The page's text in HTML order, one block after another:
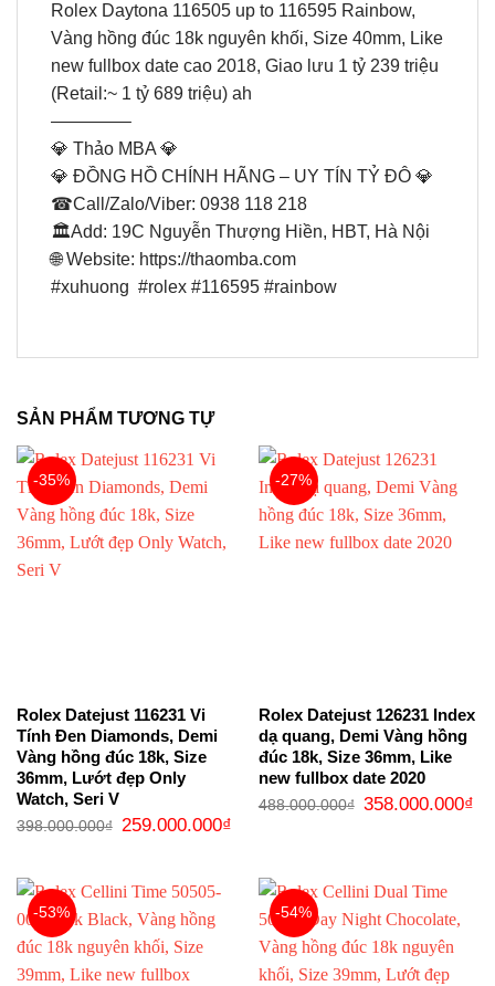
Rolex Daytona 116505 up to 116595 Rainbow,
Vàng hồng đúc 18k nguyên khối, Size 40mm, Like
new fullbox date cao 2018, Giao lưu 1 tỷ 239 triệu
(Retail:~ 1 tỷ 689 triệu) ah
————–
💎 Thảo MBA 💎
💎 ĐỒNG HỒ CHÍNH HÃNG – UY TÍN TỶ ĐÔ 💎
☎Call/Zalo/Viber: 0938 118 218
🏛Add: 19C Nguyễn Thượng Hiền, HBT, Hà Nội
🌐 Website: https://thaomba.com
#xuhuong #rolex #116595 #rainbow
SẢN PHẨM TƯƠNG TỰ
-35%
Rolex Datejust 116231 Vi
Tính Đen Diamonds, Demi
Vàng hồng đúc 18k, Size
36mm, Lướt đẹp Only
Watch, Seri V
398.000.000₫
Giá
gốc
259.000.000₫Giá
259.000.000₫.
-27%
Rolex Datejust 126231 Index
dạ quang, Demi Vàng hồng
đúc 18k, Size 36mm, Like
new fullbox date 2020
488.000.000₫
Giá
gốc
358.000.000₫
-53% -54%